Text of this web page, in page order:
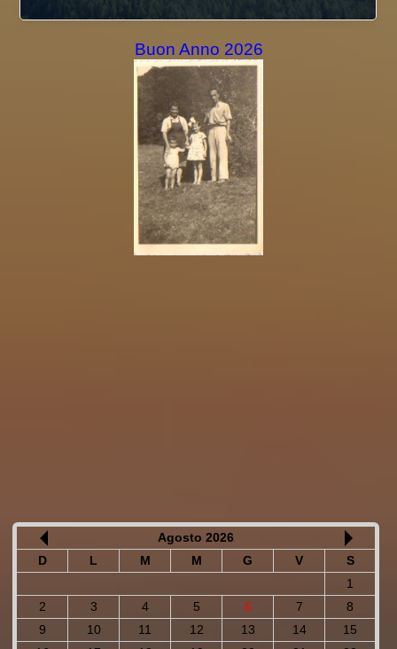
Buon Anno 2026
Agosto 2026
D
L M M G V
S
1
2
3 4 5 6 7
8
9
10 11 12 13 14
15